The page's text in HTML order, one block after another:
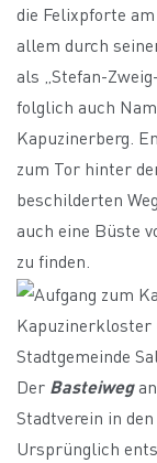
die Felixpforte
allem durch
als „Stefan-
folglich auch
Kapuzinerberg.
zum Tor hinter
beschilderten
auch eine Büste
zu finden.
Kapuzinerkloster
Stadtgemeinde
Der Basteiweg
Stadtverein in
Ursprünglich